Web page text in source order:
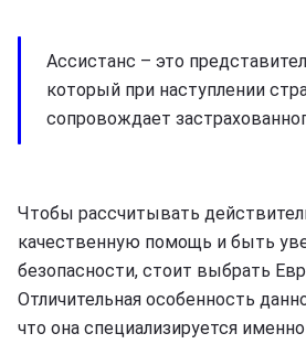
Ассистанс – это
который при наступлении
сопровождает
Чтобы рассчитывать
качественную помощь и быть
безопасности, стоит выбрать
Отличительная особенность
что она специализируется